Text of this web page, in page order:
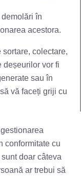
în
acestora.
colectare,
deșeurilor vor fi
sau în
vă faceți griji cu
conformitate cu
doar câteva
ar trebui să